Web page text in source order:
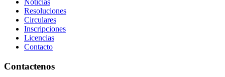
Resoluciones
Circulares
Inscripciones
Licencias
Contacto
Contactenos